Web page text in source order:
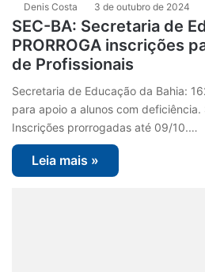
Denis Costa 3 de outubro de 2024
SEC-BA: Secretaria de
PRORROGA inscrições
de Profissionais
Secretaria de Educação da Bahia:
para apoio a alunos com deficiência.
Inscrições prorrogadas até 09/10.…
Leia mais »